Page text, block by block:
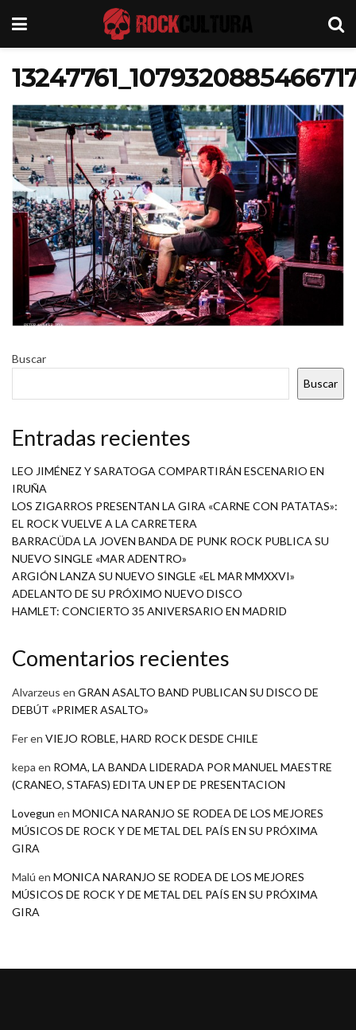
Buscar
Buscar
Entradas recientes
LEO JIMÉNEZ Y SARATOGA COMPARTIRÁN ESCENARIO EN
IRUÑA
LOS ZIGARROS PRESENTAN LA GIRA «CARNE CON PATATAS»:
EL ROCK VUELVE A LA CARRETERA
BARRACÜDA LA JOVEN BANDA DE PUNK ROCK PUBLICA SU
NUEVO SINGLE «MAR ADENTRO»
ARGIÓN LANZA SU NUEVO SINGLE «EL MAR MMXXVI»
ADELANTO DE SU PRÓXIMO NUEVO DISCO
HAMLET: CONCIERTO 35 ANIVERSARIO EN MADRID
Comentarios recientes
Alvarzeus en GRAN ASALTO BAND PUBLICAN SU DISCO DE
DEBÚT «PRIMER ASALTO»
Feren VIEJO ROBLE, HARD ROCK DESDE CHILE
kepa en ROMA, LA BANDA LIDERADA POR MANUEL MAESTRE
(CRANEO, STAFAS) EDITA UN EP DE PRESENTACION
Lovegun en MONICA NARANJO SE RODEA DE LOS MEJORES
MÚSICOS DE ROCK Y DE METAL DEL PAÍS EN SU PRÓXIMA
GIRA
Malú en MONICA NARANJO SE RODEA DE LOS MEJORES
MÚSICOS DE ROCK Y DE METAL DEL PAÍS EN SU PRÓXIMA
GIRA